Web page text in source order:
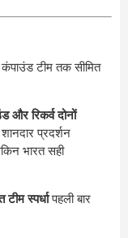
टीम तक सीमित
और रिकर्व दोनों
प्रदर्शन
भारत सही
स्पर्धापहली बार